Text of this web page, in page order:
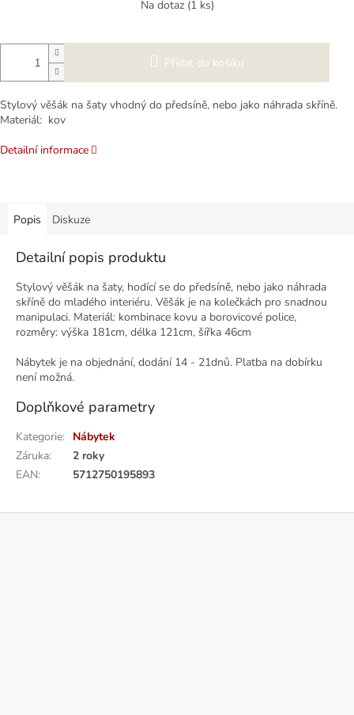
Na dotaz (1 ks)
Přidat do košíku
Stylový věšák na šaty vhodný do předsíně, nebo jako náhrada skříně.
Materiál: kov
Detailní informace
Popis Diskuze
Detailní popis produktu
Stylový věšák na šaty, hodící se do předsíně, nebo jako náhrada
skříně do mladého interiéru. Věšák je na kolečkách pro snadnou
manipulaci. Materiál: kombinace kovu a borovicové police,
rozměry: výška 181cm, délka 121cm, šířka 46cm
Nábytek je na objednání, dodání 14 - 21dnů. Platba na dobírku
není možná.
Doplňkové parametry
Kategorie: Nábytek
Záruka:
2 roky
EAN: 5712750195893
Z